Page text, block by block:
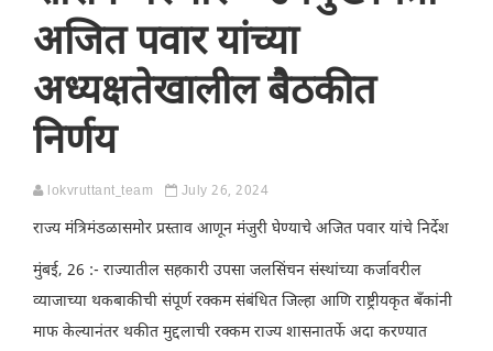
अजित पवार यांच्या
अध्यक्षतेखालील बैठकीत
निर्णय
lokvruttant_team July 26, 2024
राज्य मंत्रिमंडळासमोर प्रस्ताव आणून मंजुरी घेण्याचे अजित पवार यांचे निर्देश
मुंबई, 26 :- राज्यातील सहकारी उपसा जलसिंचन संस्थांच्या कर्जावरील
व्याजाच्या थकबाकीची संपूर्ण रक्कम संबंधित जिल्हा आणि राष्ट्रीयकृत बँकांनी
माफ केल्यानंतर थकीत मुद्दलाची रक्कम राज्य शासनातर्फे अदा करण्यात